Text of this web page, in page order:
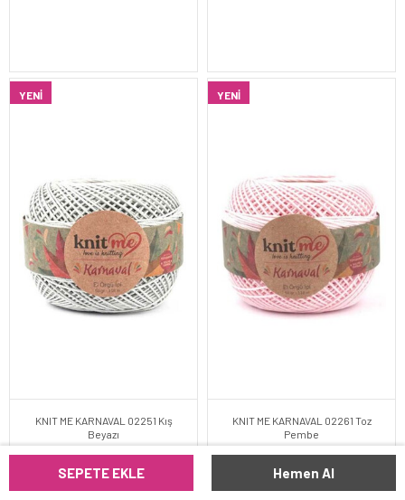
SEPETE EKLE Hemen Al
YENI
KNIT ME KARNAVAL 02251 Kış
Beyazı
YENI
KNIT ME KARNAVAL 02261 Toz
Pembe